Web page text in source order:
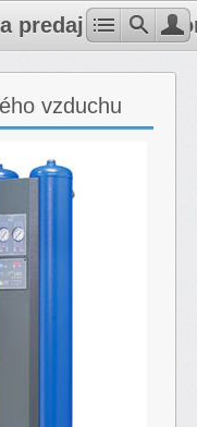
predaj
vzduchu